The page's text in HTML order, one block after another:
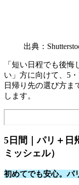
出典：
「短い日程でも後
い」方に向けて、5
日帰り先の選び方ま
します。
5日間｜パリ＋日
ミッシェル）
初めてでも安心。パ